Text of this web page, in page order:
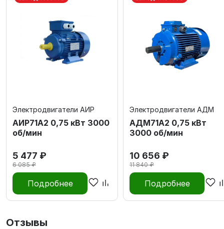
Электродвигатели АИР
АИР71А2 0,75 кВт 3000
об/мин
5 477 ₽
6 085 ₽
Подробнее
Электродвигатели АДМ
АДМ71А2 0,75 кВт
3000 об/мин
10 656 ₽
11 840 ₽
Подробнее
Отзывы